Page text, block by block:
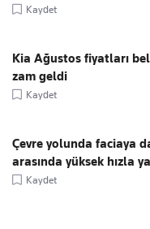
Kaydet
Kia Ağustos fiyatları
zam geldi
Kaydet
Çevre yolunda faciaya
arasında yüksek hızla
Kaydet